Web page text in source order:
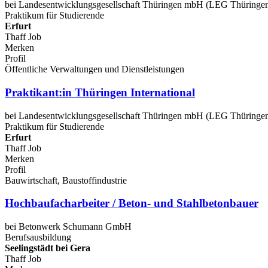
bei Landesentwicklungsgesellschaft Thüringen mbH (LEG
Praktikum für Studierende
Erfurt
Thaff Job
Merken
Profil
Öffentliche Verwaltungen und Dienstleistungen
Praktikant:in Thüringen International
bei Landesentwicklungsgesellschaft Thüringen mbH (LEG
Praktikum für Studierende
Erfurt
Thaff Job
Merken
Profil
Bauwirtschaft, Baustoffindustrie
Hochbaufacharbeiter / Beton- und Stahlbetonbauer
bei Betonwerk Schumann GmbH
Berufsausbildung
Seelingstädt bei Gera
Thaff Job